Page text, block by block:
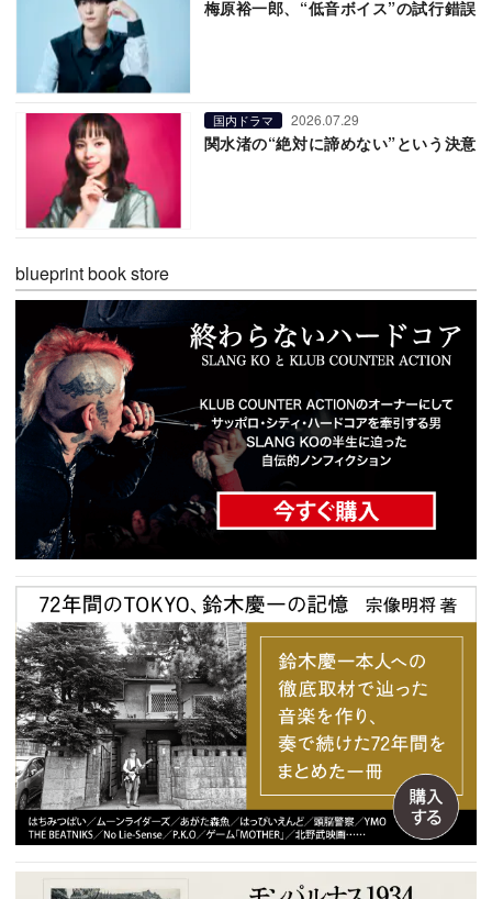
梅原裕一郎、“低音ボイス”の試行錯誤
国内ドラマ 2026.07.29
関水渚の“絶対に諦めない”という決意
blueprint book store